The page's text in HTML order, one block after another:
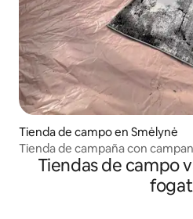
Tienda de campo en Smėlynė
Tienda de campaña con
Tiendas de campo